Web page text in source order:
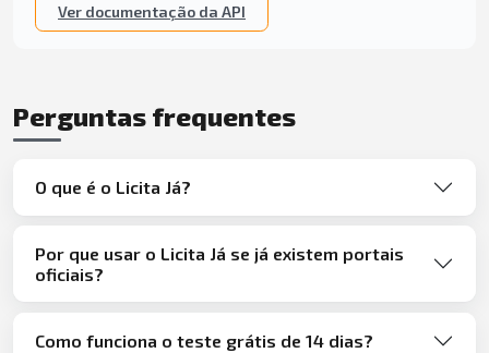
Ver documentação da API
Perguntas frequentes
O que é o Licita Já?
Por que usar o Licita Já se já existem portais
oficiais?
Como funciona o teste grátis de 14 dias?